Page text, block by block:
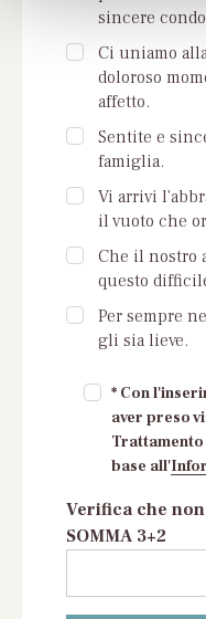
sincere
Ci uniamo
doloroso
affetto.
Sentite e
famiglia.
Vi arrivi
il vuoto che
Che il nostro
questo
Per sempre
gli sia lieve.
* Con
aver preso
base all'
Verifica che
SOMMA 3+2